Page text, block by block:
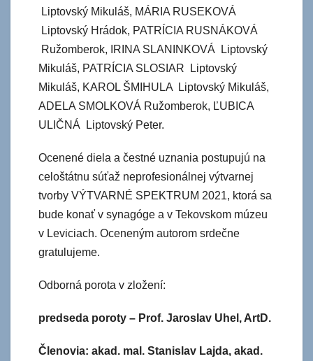
Liptovský Mikuláš, MÁRIA RUSEKOVÁ
Liptovský Hrádok, PATRÍCIA RUSNÁKOVÁ
Ružomberok, IRINA SLANINKOVÁ Liptovský
Mikuláš, PATRÍCIA SLOSIAR Liptovský
Mikuláš, KAROL ŠMIHULA Liptovský Mikuláš,
ADELA SMOLKOVÁ Ružomberok, ĽUBICA
ULIČNÁ Liptovský Peter.
Ocenené diela a čestné uznania postupujú na
celoštátnu súťaž neprofesionálnej výtvarnej
tvorby VÝTVARNÉ SPEKTRUM 2021, ktorá sa
bude konať v synagóge a v Tekovskom múzeu
v Leviciach. Oceneným autorom srdečne
gratulujeme.
Odborná porota v zložení:
predseda poroty – Prof. Jaroslav Uhel, ArtD.
Členovia: akad. mal. Stanislav Lajda, akad.